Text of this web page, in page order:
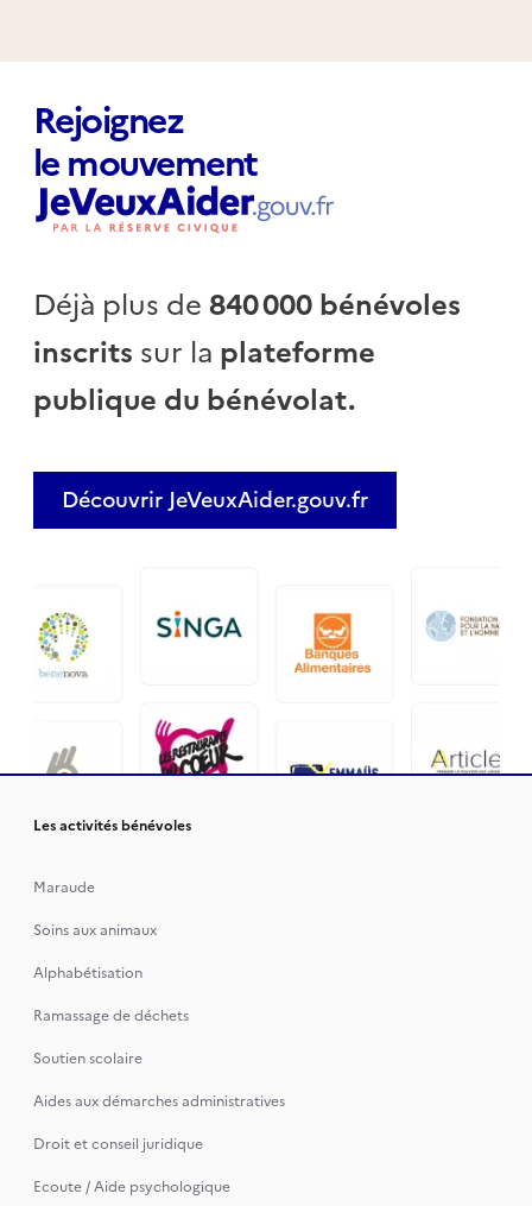
Rejoignez
le mouvement
Déjà plus de840 000 bénévoles
inscrits sur la plateforme
publique du bénévolat.
Découvrir JeVeuxAider.gouv.fr
Les activités bénévoles
Maraude
Soins aux animaux
Alphabétisation
Ramassage de déchets
Soutien scolaire
Aides aux démarches administratives
Droit et conseil juridique
Ecoute / Aide psychologique